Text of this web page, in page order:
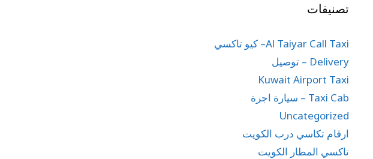
تصنيفات
Al Taiyar Call Taxi– كيو تاكسي
Delivery – توصيل
Kuwait Airport Taxi
Taxi Cab – سيارة اجرة
Uncategorized
ارقام تكاسي درب الكويت
تاكسي المطار الكويت